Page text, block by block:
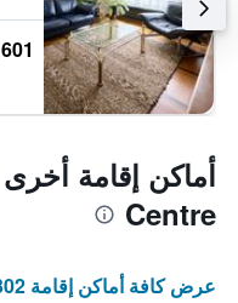
601 ﷼
Centre
عرض كافة أماكن إقامة 302